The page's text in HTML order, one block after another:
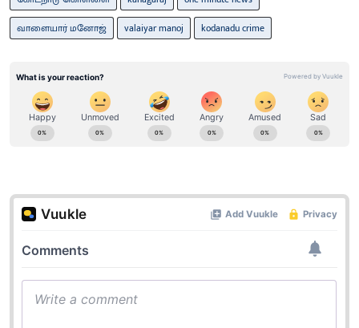
வாளையார் மனோஜ்
valaiyar manoj kodanadu crime